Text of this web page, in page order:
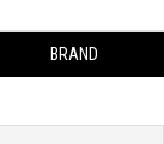
BRAND